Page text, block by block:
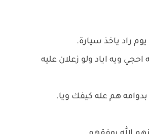
راد ياخذ سيارة.
ويه اياد ولو زعلان عليه
هم عله كيفك ويا.